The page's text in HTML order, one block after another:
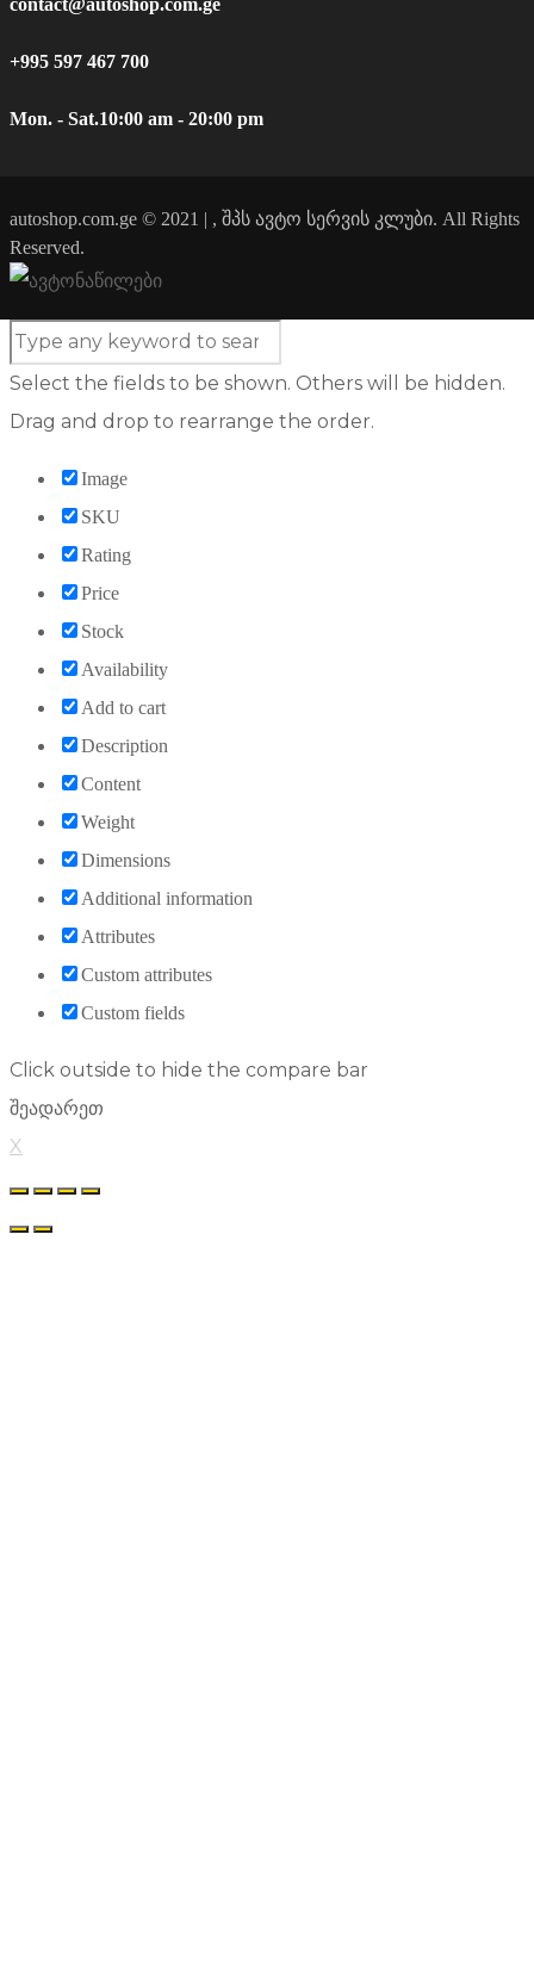
contact@autoshop.com.ge
+995 597 467 700
Mon. - Sat.10:00 am - 20:00 pm
autoshop.com.ge © 2021 | , შპს ავტო სერვის კლუბი. All Rights
Reserved.
Select the fields to be shown. Others will be hidden.
Drag and drop to rearrange the order.
Image
SKU
Rating
Price
Stock
Availability
Add to cart
Description
Content
Weight
Dimensions
Additional information
Attributes
Custom attributes
Custom fields
Click outside to hide the compare bar
შეადარეთ
X